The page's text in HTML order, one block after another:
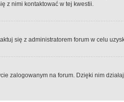
z nimi kontaktować w tej kwestii.
się z administratorem forum w celu
zalogowanym na forum. Dzięki nim